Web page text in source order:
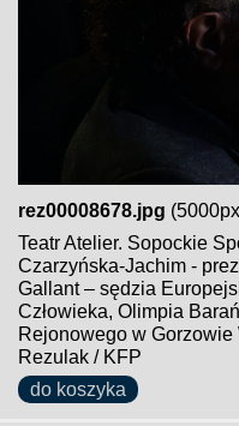
rez00008678.jpg
Teatr Atelier. Sopockie
Czarzyńska-Jachim -
Gallant – sędzia
Człowieka, Olimpia
Rejonowego w Gorzowie
Rezulak / KFP
do koszyka